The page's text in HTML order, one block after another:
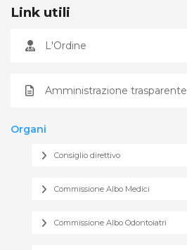
Link utili
L'Ordine
Amministrazione trasparente
Organi
Consiglio direttivo
Commissione Albo Medici
Commissione Albo Odontoiatri